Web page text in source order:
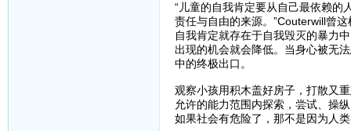
“儿童的自我肯定要从自己最依赖的
责任与自由的来源。”Couterwill曾这
自我肯定就存在于自我毁灭的暴力
出现的机会就会降低。当身心被无
中的终极出口。
观察小孩用积木盖好房子，打散又
允许的能力范围内探索，尝试、操
如果社会有危险了，那不是因为人